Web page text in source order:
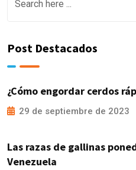
Post Destacados
¿Cómo engordar cerdos
29 de septiembre de 2023
Las razas de gallinas
Venezuela